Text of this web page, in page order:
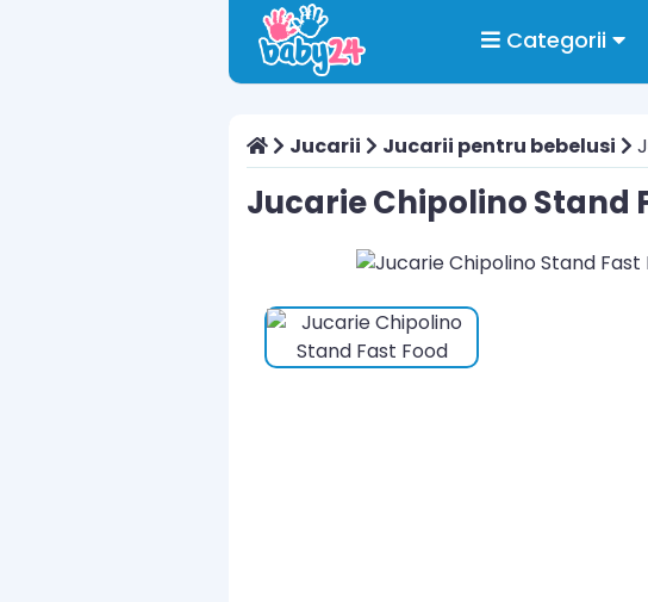
Categorii
Jucarii Jucarii pentru bebelusi
Jucarie Chipolino Stand